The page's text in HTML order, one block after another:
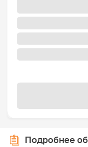
Подробнее